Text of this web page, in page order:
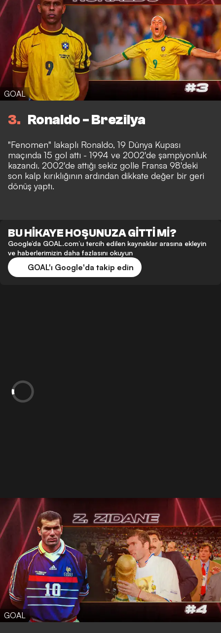
GOAL
3 Ronaldo - Brezilya
"Fenomen" lakaplı Ronaldo, 19 Dünya Kupası
maçında 15 gol attı - 1994 ve 2002'de şampiyonluk
kazandı. 2002'de attığı sekiz golle Fransa 98'deki
son kalp kırıklığının ardından dikkate değer bir geri
dönüş yaptı.
BU HİKAYE HOŞUNUZA GİTTİ Mİ?
Google’da GOAL.com’u tercih edilen kaynaklar arasına ekleyin
ve haberlerimizin daha fazlasını okuyun
GOAL'ı Google'da takip edin
GOAL